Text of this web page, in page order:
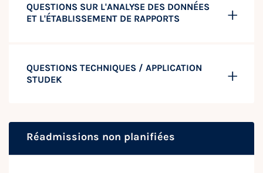
QUESTIONS SUR L'ANALYSE DES DONNÉES
ET L'ÉTABLISSEMENT DE RAPPORTS
QUESTIONS TECHNIQUES / APPLICATION
STUDEK
Réadmissions non planifiées